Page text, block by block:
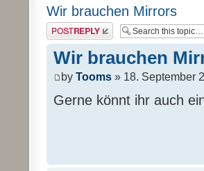
Wir brauchen Mirrors
Post a reply
Wir brauchen
by Tooms » 18. September
Gerne könnt ihr auch